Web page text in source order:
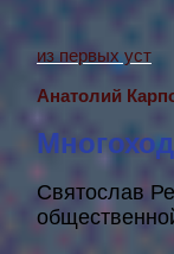
из первых уст
Анатолий
Святослав